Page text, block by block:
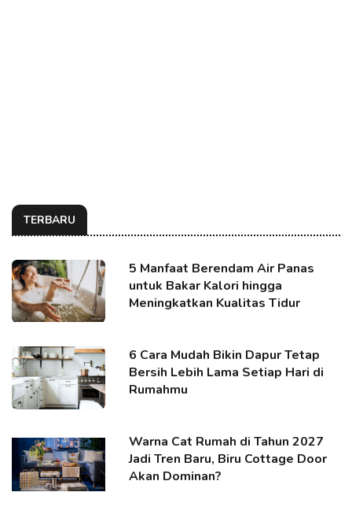
TERBARU
5 Manfaat Berendam Air Panas
untuk Bakar Kalori hingga
Meningkatkan Kualitas Tidur
6 Cara Mudah Bikin Dapur Tetap
Bersih Lebih Lama Setiap Hari di
Rumahmu
Warna Cat Rumah di Tahun 2027
Jadi Tren Baru, Biru Cottage Door
Akan Dominan?